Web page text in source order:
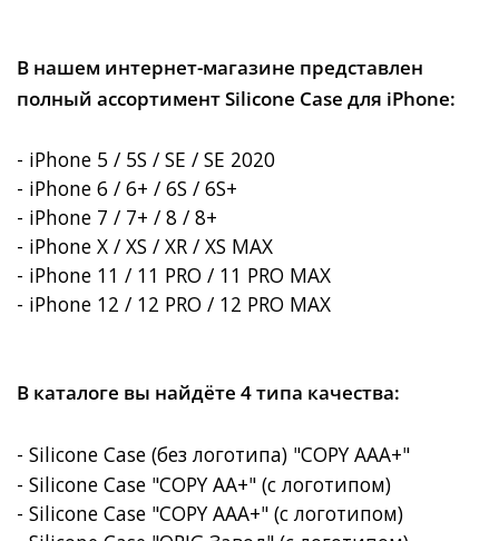
В нашем интернет-магазине представлен
полный ассортимент Silicone Case для iPhone:
- iPhone 5 / 5S / SE / SE 2020
- iPhone 6 / 6+ / 6S / 6S+
- iPhone 7 / 7+ / 8 / 8+
- iPhone X / XS / XR / XS MAX
- iPhone 11 / 11 PRO / 11 PRO MAX
- iPhone 12 / 12 PRO / 12 PRO MAX
В каталоге вы найдёте 4 типа качества:
- Silicone Case (без логотипа) "COPY AAA+"
- Silicone Case "COPY AA+" (с логотипом)
- Silicone Case "COPY AAA+" (с логотипом)